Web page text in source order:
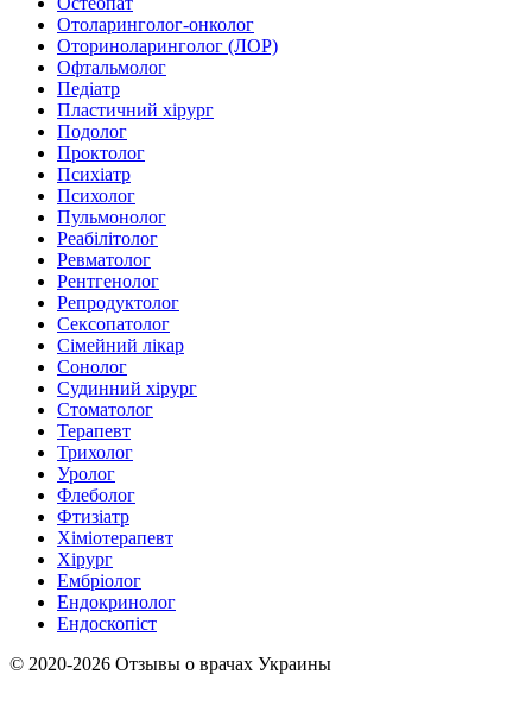
Отоларинголог-онколог
Оториноларинголог (ЛОР)
Офтальмолог
Педіатр
Пластичний хірург
Подолог
Проктолог
Психіатр
Психолог
Пульмонолог
Реабілітолог
Ревматолог
Рентгенолог
Репродуктолог
Сексопатолог
Сімейний лікар
Сонолог
Судинний хірург
Стоматолог
Терапевт
Трихолог
Уролог
Флеболог
Фтизіатр
Хіміотерапевт
Хірург
Ембріолог
Ендокринолог
Ендоскопіст
© 2020-2026 Отзывы о врачах Украины